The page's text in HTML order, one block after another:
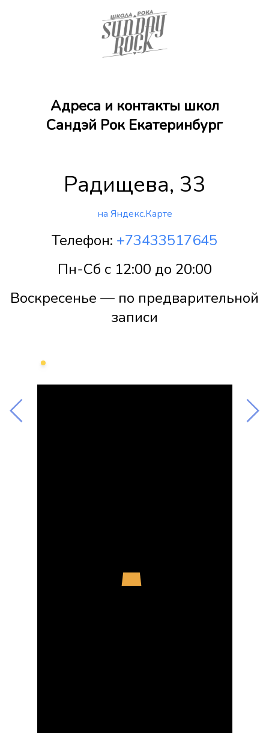
Адреса и контакты школ
Сандэй Рок Екатеринбург
Радищева, 33
на Яндекс.Карте
Телефон: +73433517645
Пн-Сб с 12:00 до 20:00
Воскресенье — по предварительной
записи